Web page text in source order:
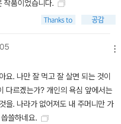
작품이었습니다.
요. 나만 잘 먹고 잘 살면 되는 것이
다르겠는가? 개인의 욕심 앞에서는
을. 나라가 없어져도 내 주머니만 가
쓸하네요.